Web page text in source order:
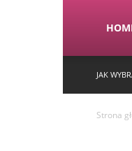
JAK
Strona